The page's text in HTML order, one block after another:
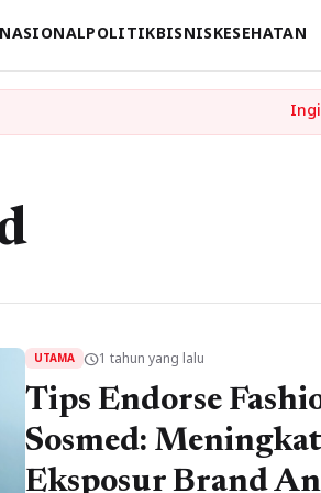
NASIONALPOLITIKBISNISKESEHATAN
UTAMA schedule1 tahun yang lalu
Tips Endorse
Sosmed:
Eksposur Brand